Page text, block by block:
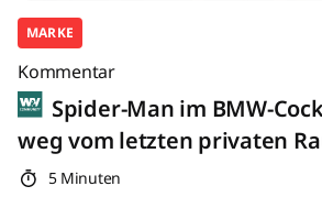
MARKE
Kommentar
Spider-Man im BMW-
weg vom letzten privaten
5 Minuten